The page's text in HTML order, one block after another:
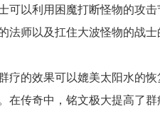
可以利用困魔打断怪物的攻
师以及扛住大波怪物的战士
疗的效果可以媲美太阳水的
在传奇中，铭文极大提高了